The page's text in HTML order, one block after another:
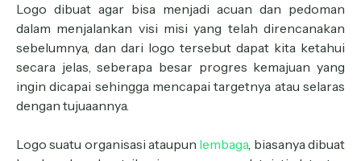
Logo dibuat agar bisa menjadi acuan dan pedoman
dalam menjalankan visi misi yang telah direncanakan
sebelumnya, dan dari logo tersebut dapat kita ketahui
secara jelas, seberapa besar progres kemajuan yang
ingin dicapai sehingga mencapai targetnya atau selaras
dengan tujuaannya.
Logo suatu organisasi ataupun lembaga, biasanya dibuat